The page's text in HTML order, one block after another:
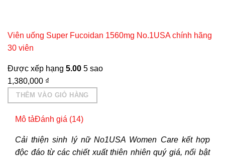
Viên uống Super Fucoidan 1560mg No.1USA chính hãng
30 viên
Được xếp hạng 5.005 sao
1,380,000 ₫
THÊM VÀO GIỎ HÀNG
Mô tảĐánh giá (14)
Cải thiện sinh lý nữ No1USA Women Care kết hợp
độc đáo từ các chiết xuất thiên nhiên quý giá, nổi bật